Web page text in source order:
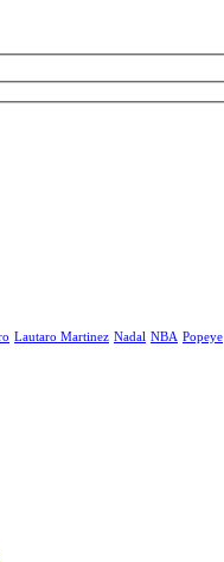
Lautaro Martinez Nadal NBA Popeye